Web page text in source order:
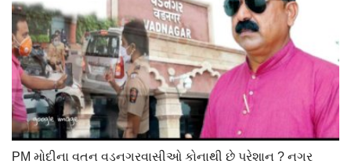
PM મોદીના વતન વડનગરવાસીઓ કોનાથી છે પરેશાન ? નગર